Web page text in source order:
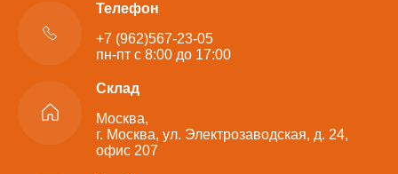
Телефон
+7 (962)567-23-05
пн-пт с 8:00 до 17:00
Склад
Москва,
г. Москва, ул. Электрозаводская, д. 24,
офис 207